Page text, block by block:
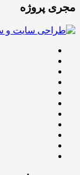
مجری پروژه